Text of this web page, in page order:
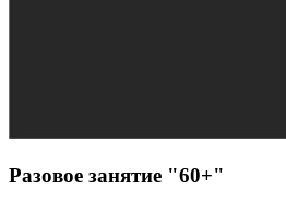
Разовое занятие "60+"